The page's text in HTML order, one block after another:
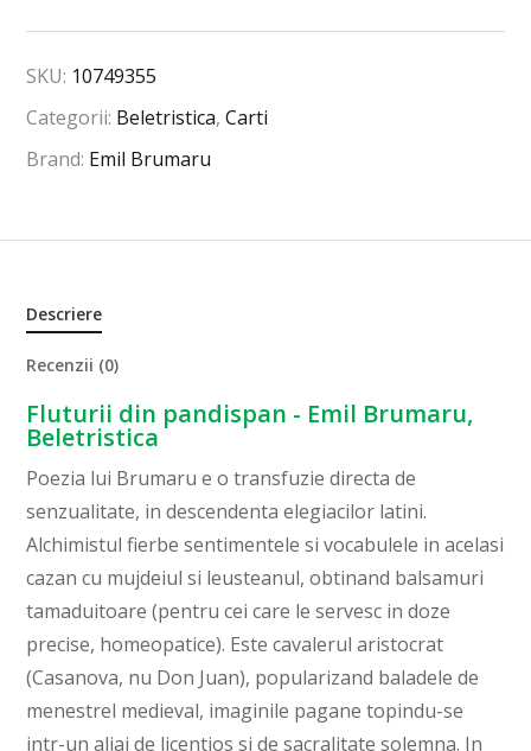
SKU: 10749355
Categorii: Beletristica,Carti
Brand: Emil Brumaru
Descriere
Recenzii (0)
Fluturii din pandispan - Emil Brumaru,
Beletristica
Poezia lui Brumaru e o transfuzie directa de
senzualitate, in descendenta elegiacilor latini.
Alchimistul fierbe sentimentele si vocabulele in acelasi
cazan cu mujdeiul si leusteanul, obtinand balsamuri
tamaduitoare (pentru cei care le servesc in doze
precise, homeopatice). Este cavalerul aristocrat
(Casanova, nu Don Juan), popularizand baladele de
menestrel medieval, imaginile pagane topindu-se
intr-un aliaj de licentios si de sacralitate solemna. In